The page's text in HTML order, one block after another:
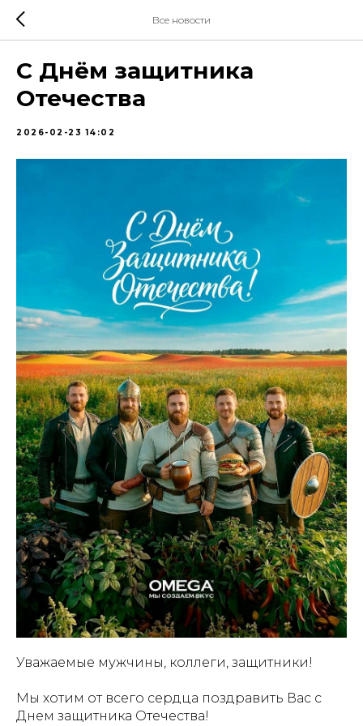
Все новости
С Днём защитника
Отечества
2026-02-23 14:02
Уважаемые мужчины, коллеги, защитники!
Мы хотим от всего сердца поздравить Вас с
Днем защитника Отечества!